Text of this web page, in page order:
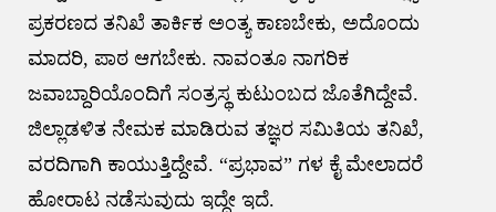
ಪ್ರಕರಣದ ತನಿಖೆ ತಾರ್ಕಿಕ ಅಂತ್ಯ ಕಾಣಬೇಕು, ಅದೊಂದು
ಮಾದರಿ, ಪಾಠ ಆಗಬೇಕು. ನಾವಂತೂ ನಾಗರಿಕ
ಜವಾಬ್ದಾರಿಯೊಂದಿಗೆ ಸಂತ್ರಸ್ಥ ಕುಟುಂಬದ ಜೊತೆಗಿದ್ದೇವೆ.
ಜಿಲ್ಲಾಡಳಿತ ನೇಮಕ ಮಾಡಿರುವ ತಜ್ಞರ ಸಮಿತಿಯ ತನಿಖೆ,
ವರದಿಗಾಗಿ ಕಾಯುತ್ತಿದ್ದೇವೆ. “ಪ್ರಭಾವ” ಗಳ ಕೈ ಮೇಲಾದರೆ
ಹೋರಾಟ ನಡೆಸುವುದು ಇದ್ದೇ ಇದೆ.